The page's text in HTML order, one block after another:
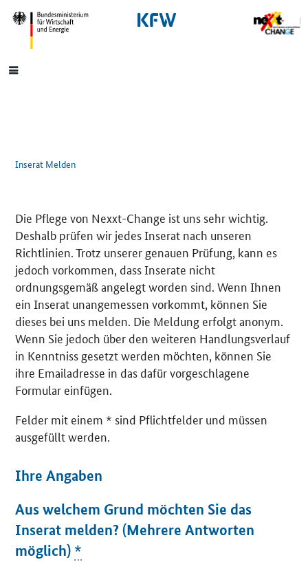
SrOnlyNavigation
Hauptmenü
Inserat Melden
Die Pflege von Nexxt-Change ist uns sehr wichtig.
Deshalb prüfen wir jedes Inserat nach unseren
Richtlinien. Trotz unserer genauen Prüfung, kann es
jedoch vorkommen, dass Inserate nicht
ordnungsgemäß angelegt worden sind. Wenn Ihnen
ein Inserat unangemessen vorkommt, können Sie
dieses bei uns melden. Die Meldung erfolgt anonym.
Wenn Sie jedoch über den weiteren Handlungsverlauf
in Kenntniss gesetzt werden möchten, können Sie
ihre Emailadresse in das dafür vorgeschlagene
Formular einfügen.
Felder mit einem * sind Pflichtfelder und müssen
ausgefüllt werden.
Ihre Angaben
Aus welchem Grund möchten Sie das
Inserat melden? (Mehrere Antworten
möglich) *